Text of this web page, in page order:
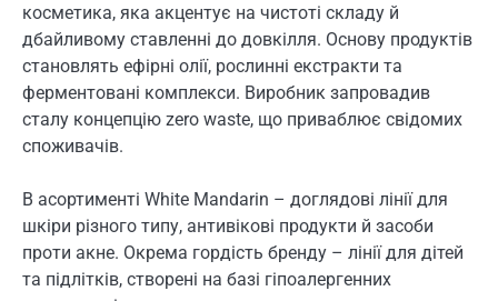
косметика, яка акцентує на чистоті складу й
дбайливому ставленні до довкілля. Основу продуктів
становлять ефірні олії, рослинні екстракти та
ферментовані комплекси. Виробник запровадив
сталу концепцію zero waste, що приваблює свідомих
споживачів.
В асортименті White Mandarin – доглядові лінії для
шкіри різного типу, антивікові продукти й засоби
проти акне. Окрема гордість бренду – лінії для дітей
та підлітків, створені на базі гіпоалергенних